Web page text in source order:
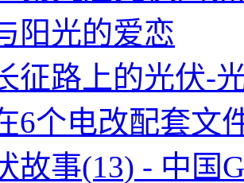
阳光的爱恋
征路上的光伏-
6个电改配套文
故事(13) - 中国